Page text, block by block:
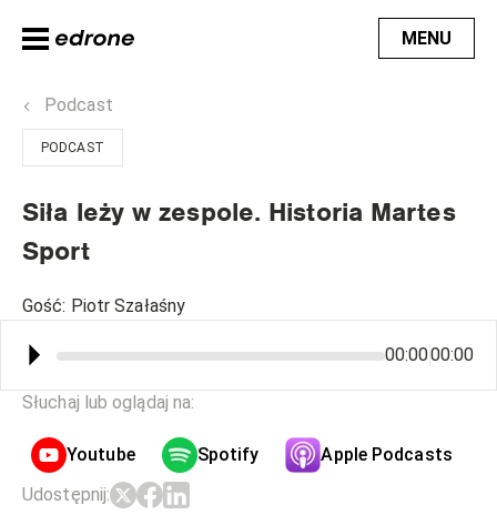
MENU
Podcast
PODCAST
Siła leży w zespole. Historia Martes
Sport
Gość: Piotr Szałaśny
⏵︎ 00:0000:00
Słuchaj lub oglądaj na:
Youtube Spotify
Apple Podcasts
Udostępnij: